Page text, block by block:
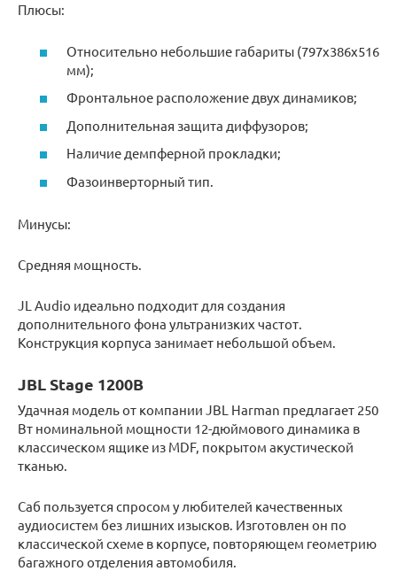
Плюсы:
Относительно небольшие габариты (797x386x516
мм);
Фронтальное расположение двух динамиков;
Дополнительная защита диффузоров;
Наличие демпферной прокладки;
Фазоинверторный тип.
Минусы:
Средняя мощность.
JL Audio идеально подходит для создания
дополнительного фона ультранизких частот.
Конструкция корпуса занимает небольшой объем.
JBL Stage 1200B
Удачная модель от компании JBL Harman предлагает 250
Вт номинальной мощности 12-дюймового динамика в
классическом ящике из MDF, покрытом акустической
тканью.
Саб пользуется спросом у любителей качественных
аудиосистем без лишних изысков. Изготовлен он по
классической схеме в корпусе, повторяющем геометрию
багажного отделения автомобиля.